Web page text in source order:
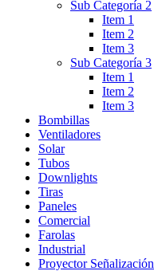
Sub Categoría 2
Item 1
Item 2
Item 3
Sub Categoría 3
Item 1
Item 2
Item 3
Bombillas
Ventiladores
Solar
Tubos
Downlights
Tiras
Paneles
Comercial
Farolas
Industrial
Proyector Señalización